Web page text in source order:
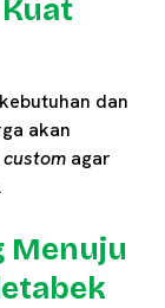
dan
akan
custom agar
Menuju